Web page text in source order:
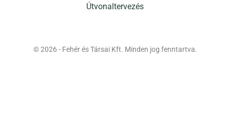
Útvonaltervezés
© 2026 - Fehér és Társai Kft. Minden jog fenntartva.